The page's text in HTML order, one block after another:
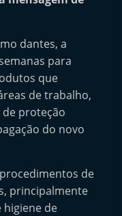
dantes, a
para
que
de trabalho,
proteção
do novo
de
principalmente
higiene de